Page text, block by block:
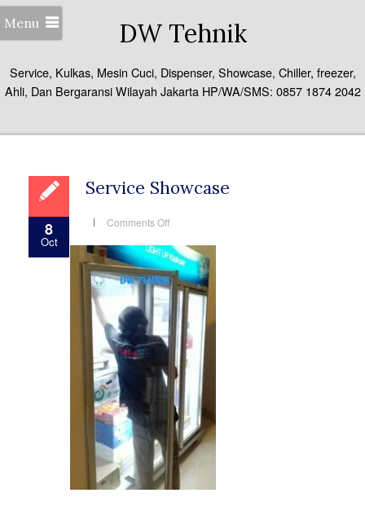
Menu DW Tehnik
Service, Kulkas, Mesin Cuci, Dispenser, Showcase, Chiller, freezer,
Ahli, Dan Bergaransi Wilayah Jakarta HP/WA/SMS: 0857 1874 2042
8
Oct
Service Showcase
Comments Offon